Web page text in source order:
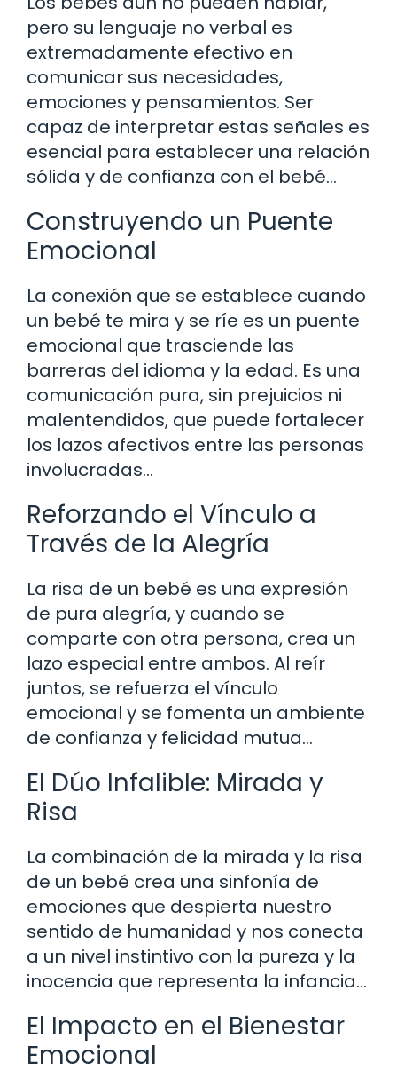
pero su lenguaje no verbal es
extremadamente efectivo en
comunicar sus necesidades,
emociones y pensamientos. Ser
capaz de interpretar estas señales es
esencial para establecer una relación
sólida y de confianza con el bebé…
Construyendo un Puente
Emocional
La conexión que se establece cuando
un bebé te mira y se ríe es un puente
emocional que trasciende las
barreras del idioma y la edad. Es una
comunicación pura, sin prejuicios ni
malentendidos, que puede fortalecer
los lazos afectivos entre las personas
involucradas…
Reforzando el Vínculo a
Través de la Alegría
La risa de un bebé es una expresión
de pura alegría, y cuando se
comparte con otra persona, crea un
lazo especial entre ambos. Al reír
juntos, se refuerza el vínculo
emocional y se fomenta un ambiente
de confianza y felicidad mutua…
El Dúo Infalible: Mirada y
Risa
La combinación de la mirada y la risa
de un bebé crea una sinfonía de
emociones que despierta nuestro
sentido de humanidad y nos conecta
a un nivel instintivo con la pureza y la
inocencia que representa la infancia…
El Impacto en el Bienestar
Emocional